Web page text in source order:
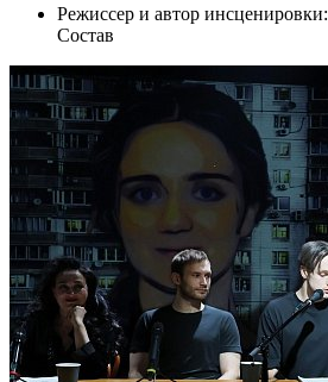
Режиссер и автор инсценировки:
Состав